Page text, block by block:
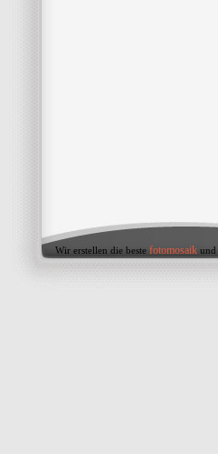
Wir erstellen die beste fotomosaik und